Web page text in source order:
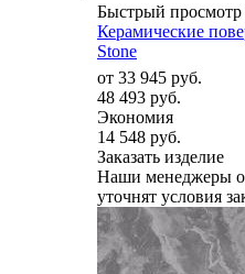
Быстрый просмотр
Керамические
Stone
от 33 945 руб.
48 493 руб.
Экономия
14 548 руб.
Заказать изделие
Наши менеджеры
уточнят условия